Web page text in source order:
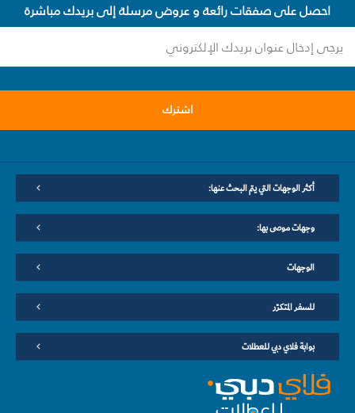
احصل على صفقات رائعة و عروض مرسلة إلى بريدك مباشرة
اشترك
أكثر الوجهات التي يتم البحث عنها:
وجهات موصى بها:
الوجهات
للسفر المتكرّر
بوابة فلاي دبي للعطلات